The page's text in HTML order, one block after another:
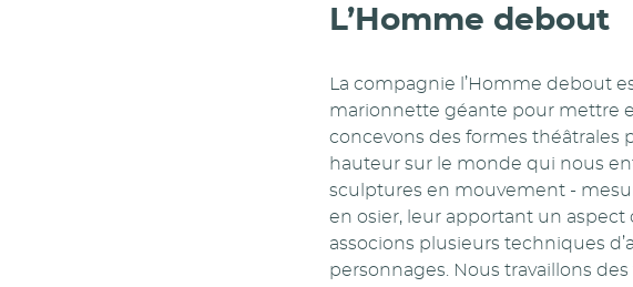
L’Homme debout
La compagnie l’Homme debout
marionnette géante pour mettre
concevons des formes théâtrales
hauteur sur le monde qui nous
sculptures en mouvement -
en osier, leur apportant un
associons plusieurs techniques
personnages. Nous travaillons